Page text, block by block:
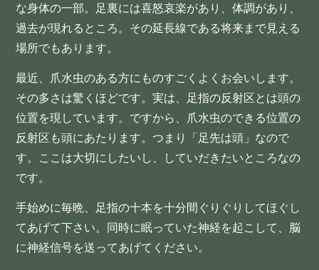
な身体の一部。足裏には喜怒哀楽があり、体調があり、
過去が現れるところ。その延長線である将来まで見える
場所でもあります。
最近、爪水虫のある方にものすごくよくお会いします。
その多さは驚くほどです。実は、足指の反射区とは頭の
位置を現しています。ですから、爪水虫のできる位置の
反射区も頭にあたります。つまり「足先は頭」なので
す。ここは大切にしたいし、していだきたいところなの
です。
手始めに毎晩、足指の十本を十分間ぐりぐりしてほぐし
てあげて下さい。同時に眠っていた神経を起こして、脳
に神経信号を送ってあげてください。